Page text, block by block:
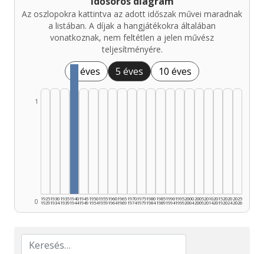
Az oszlopokra kattintva az adott időszak művei maradnak
a listában. A díjak a hangjátékokra általában
vonatkoznak, nem feltétlen a jelen művész
teljesítményére.
1 éves 5 éves 10 éves
0
1
1925
1929
1930
1934
1935
1939
1940
1944
1945
1949
1950
1954
1955
1959
1960
1964
1965
1969
1970
1974
1975
1979
1980
1984
1985
1989
1990
1994
1995
1999
2000
2004
2005
2009
2010
2014
2015
2019
2020
2024
2025
2026